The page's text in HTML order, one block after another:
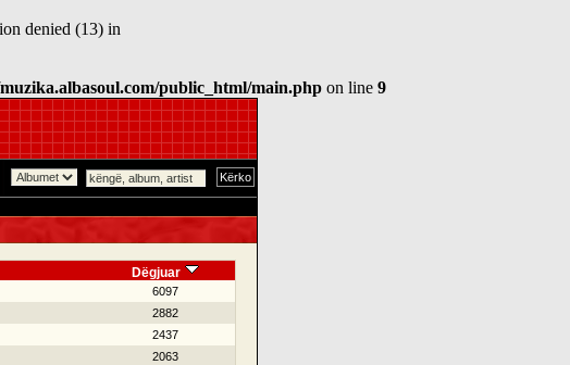
denied (13) in
public_html/main.php on line 9
Dëgjuar
6097
2882
2437
2063